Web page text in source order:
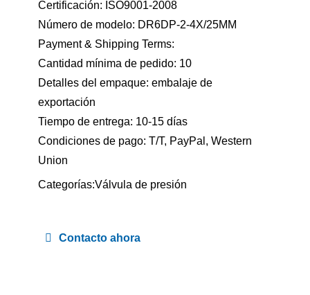
Certificación: ISO9001-2008
Número de modelo: DR6DP-2-4X/25MM
Payment & Shipping Terms:
Cantidad mínima de pedido: 10
Detalles del empaque: embalaje de
exportación
Tiempo de entrega: 10-15 días
Condiciones de pago: T/T, PayPal, Western
Union
Categorías:Válvula de presión
Contacto ahora